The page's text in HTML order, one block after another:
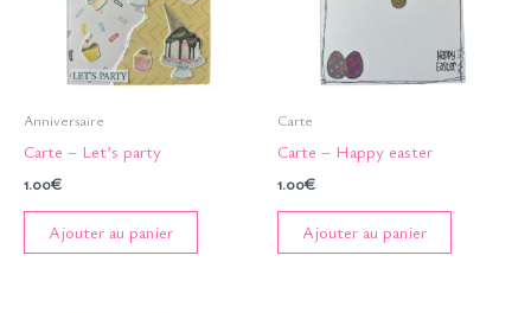
Anniversaire
Carte – Let’s party
1.00€
Ajouter au panier
Carte
Carte – Happy easter
1.00€
Ajouter au panier